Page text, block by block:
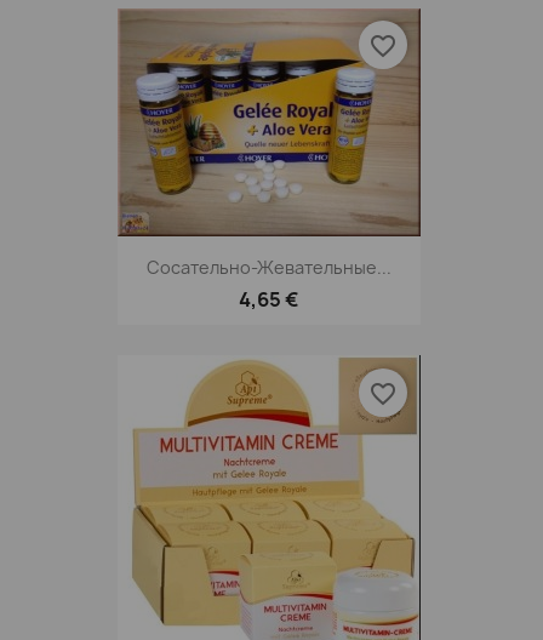
Сосательно-Жевательные...
4,65 €
favorite_border
favorite_border